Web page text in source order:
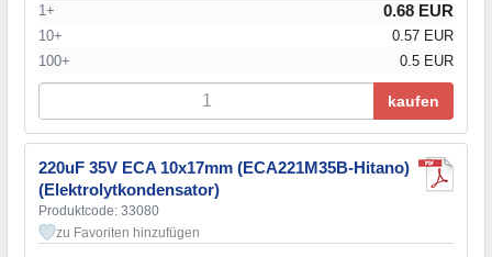
1+ 0.68 EUR
10+
0.57 EUR
100+
0.5 EUR
kaufen
220uF 35V ECA 10x17mm (ECA221M35B-Hitano)
(Elektrolytkondensator)
Produktcode: 33080
zu Favoriten hinzufügen